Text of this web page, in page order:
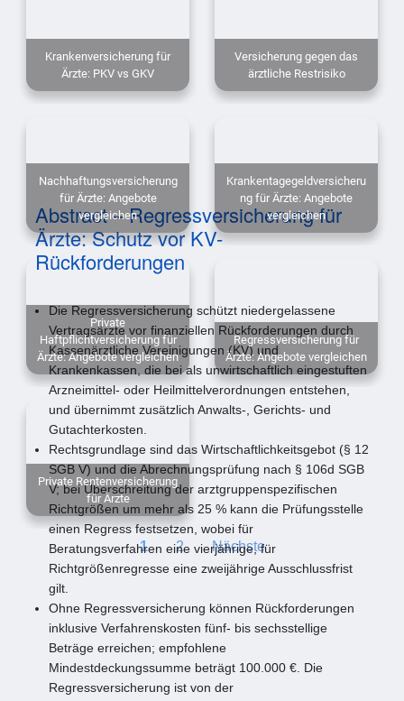
Krankenversicherung für
Ärzte: PKV vs GKV
Versicherung gegen das
ärztliche Restrisiko
Nachhaftungsversicherung
für Ärzte: Angebote
vergleichen
Krankentagegeldversicheru
ng für Ärzte: Angebote
vergleichen
Private
Haftpflichtversicherung für
Ärzte: Angebote vergleichen
Regressversicherung für
Ärzte: Angebote vergleichen
Private Rentenversicherung
für Ärzte
1 2 Nächste
Abstract – Regressversicherung für
Ärzte: Schutz vor KV-
Rückforderungen
Die Regressversicherung schützt niedergelassene
Vertragsärzte vor finanziellen Rückforderungen durch
Kassenärztliche Vereinigungen (KV) und
Krankenkassen, die bei als unwirtschaftlich eingestuften
Arzneimittel- oder Heilmittelverordnungen entstehen,
und übernimmt zusätzlich Anwalts-, Gerichts- und
Gutachterkosten.
Rechtsgrundlage sind das Wirtschaftlichkeitsgebot (§ 12
SGB V) und die Abrechnungsprüfung nach § 106d SGB
V; bei Überschreitung der arztgruppenspezifischen
Richtgrößen um mehr als 25 % kann die Prüfungsstelle
einen Regress festsetzen, wobei für
Beratungsverfahren eine vierjährige, für
Richtgrößenregresse eine zweijährige Ausschlussfrist
gilt.
Ohne Regressversicherung können Rückforderungen
inklusive Verfahrenskosten fünf- bis sechsstellige
Beträge erreichen; empfohlene
Mindestdeckungssumme beträgt 100.000 €. Die
Regressversicherung ist von der